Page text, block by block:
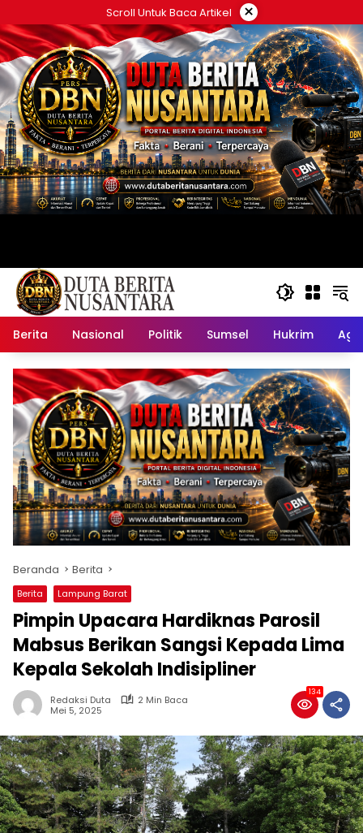
ke
konten
Scroll Untuk Baca Artikel ×
Berita Nasional Politik Sumsel Hukrim
Beranda Berita
Berita Lampung Barat
Pimpin Upacara Hardiknas Parosil
Mabsus Berikan Sangsi Kepada Lima
Kepala Sekolah Indisipliner
Redaksi Duta
2 Min Baca
Mei 5, 2025
134